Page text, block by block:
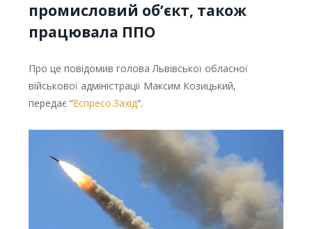
промисловий об’єкт, також
працювала ППО
Про це повідомив голова Львівської обласної
військової адміністрації Максим Козицький,
передає “Еспресо.Захід“.